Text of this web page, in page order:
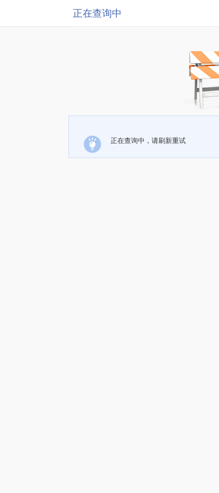
正在查询中
正在查询中，请刷新重试